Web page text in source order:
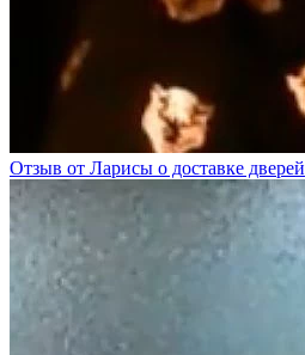
Отзыв от Ларисы о доставке дверей